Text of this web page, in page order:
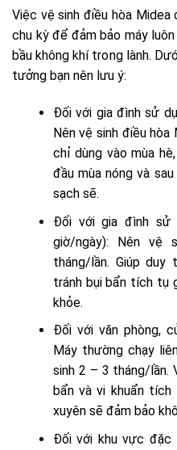
Việc vệ sinh điều hòa
chu kỳ để đảm bảo máy
bầu không khí trong lành.
tưởng bạn nên lưu ý:
Đối với gia đình sử
Nên vệ sinh điều
chỉ dùng vào mùa
đầu mùa nóng và
sạch sẽ.
Đối với gia đình sử
giờ/ngày): Nên vệ
tháng/lần. Giúp duy
tránh bụi bẩn tích tụ
khỏe.
Đối với văn phòng,
Máy thường chạy
sinh 2 – 3 tháng/lần.
bẩn và vi khuẩn
xuyên sẽ đảm bảo
Đối với khu vực đặc